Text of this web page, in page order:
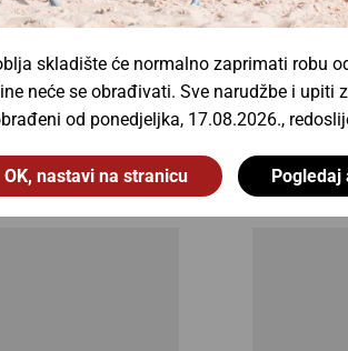
skladište će normalno zaprimati robu
neće se obrađivati. Sve narudžbe i
od ponedjeljka, 17.08.2026.,
OK, nastavi na stranicu Pogledaj
Spotlight Solutions d.o.o.
Vrhunski
rasvjetom s najboljim